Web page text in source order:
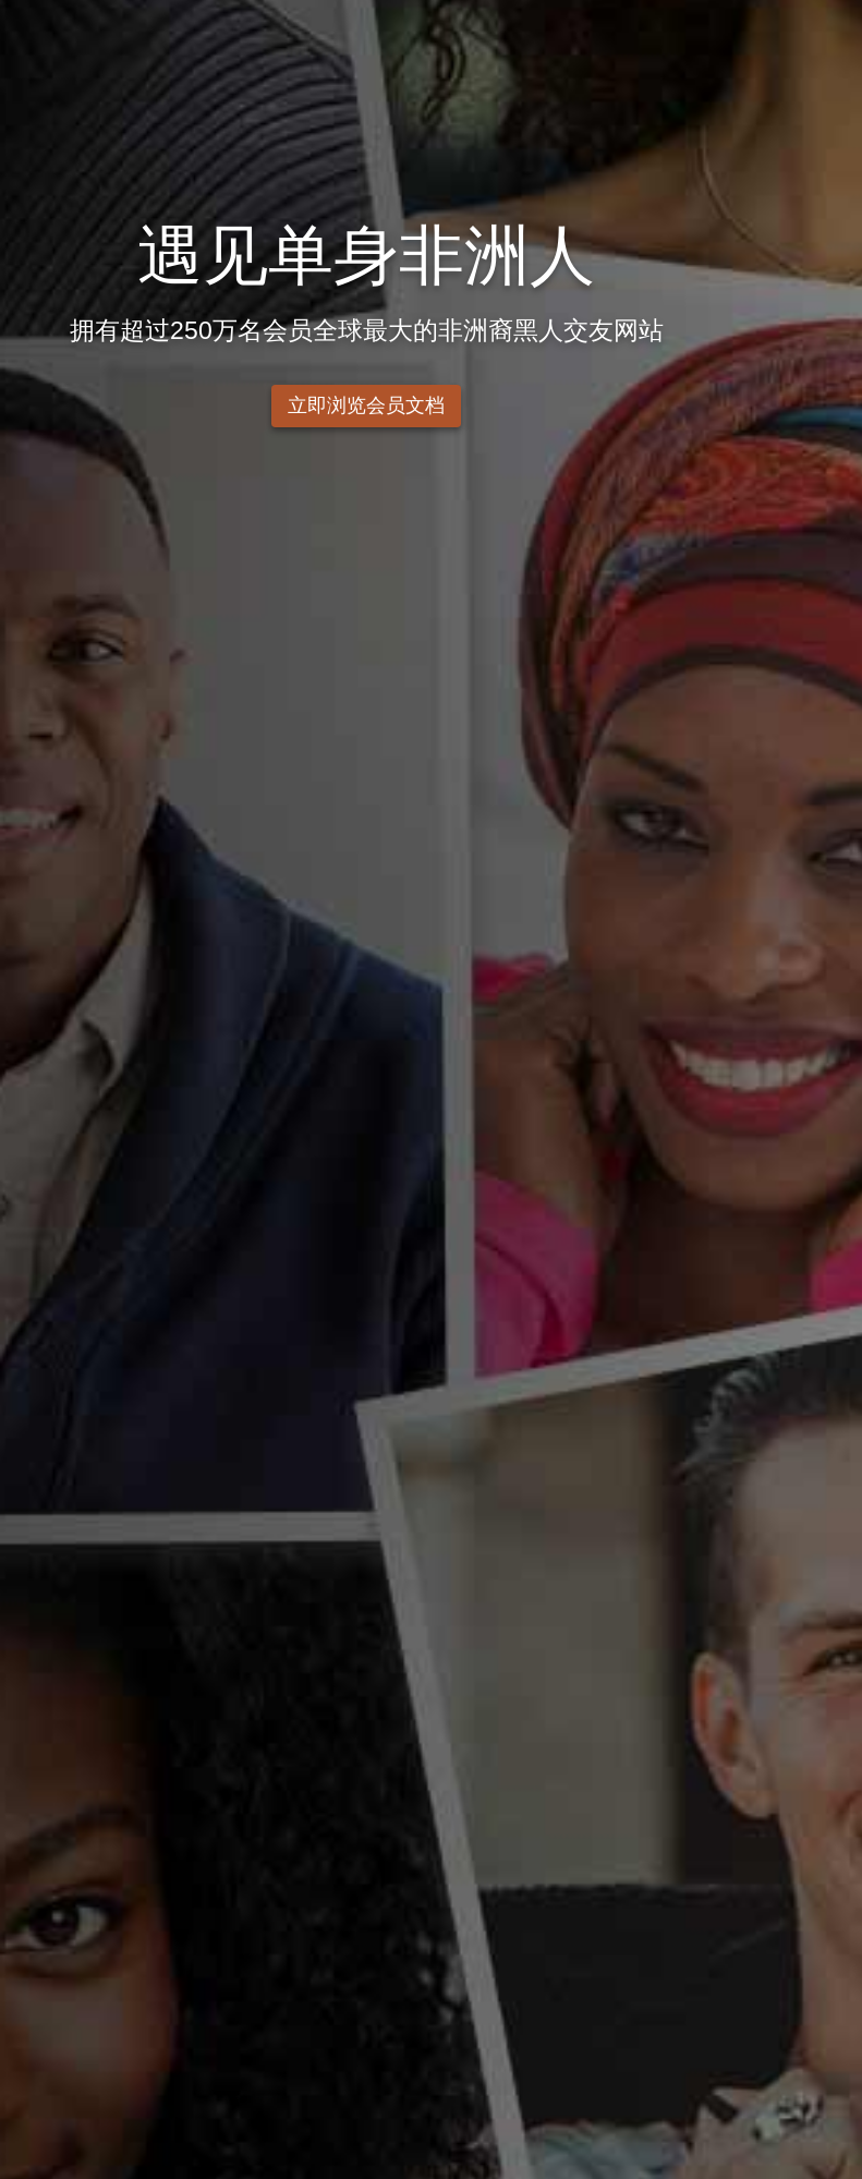
遇见单身非洲人
拥有超过250万名会员全球最大的非洲裔黑人交友网站
立即浏览会员文档